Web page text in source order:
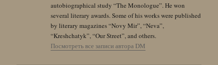
autobiographical study “The Monologue”. He won
several literary awards. Some of his works were published
by literary magazines “Novy Mir”, “Neva”,
“Kreshchatyk”, “Our Street”, and others.
Посмотреть все записи автора DM